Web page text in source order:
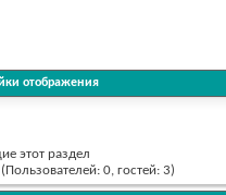
отображения
этот раздел
(Пользователей: 0, гостей: 3)